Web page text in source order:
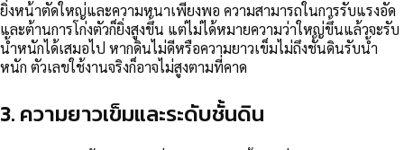
ยิ่งหน้าตัดใหญ่และความหนาเพียงพอ ความสามารถในการรับแรงอัด
และต้านการโก่งตัวก็ยิ่งสูงขึ้น แต่ไม่ได้หมายความว่าใหญ่ขึ้นแล้วจะรับ
น้ำหนักได้เสมอไป หากดินไม่ดีหรือความยาวเข็มไม่ถึงชั้นดินรับน้ำ
หนัก ตัวเลขใช้งานจริงก็อาจไม่สูงตามที่คาด
3. ความยาวเข็มและระดับชั้นดิน